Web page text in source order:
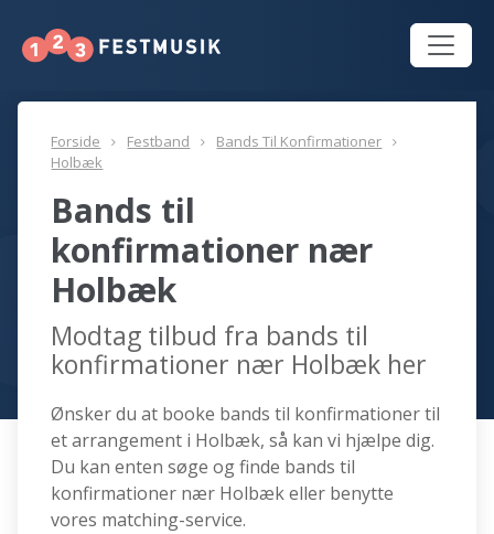
Forside Festband
Bands Til Konfirmationer
Holbæk
Bands til
konfirmationer nær
Holbæk
Modtag tilbud fra bands til
konfirmationer nær Holbæk her
Ønsker du at booke bands til konfirmationer til
et arrangement i Holbæk, så kan vi hjælpe dig.
Du kan enten søge og finde bands til
konfirmationer nær Holbæk eller benytte
vores matching-service.